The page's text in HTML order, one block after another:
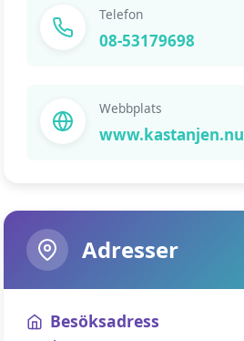
Telefon
08-53179698
Webbplats
www.kastanjen.nu
Adresser
Besöksadress